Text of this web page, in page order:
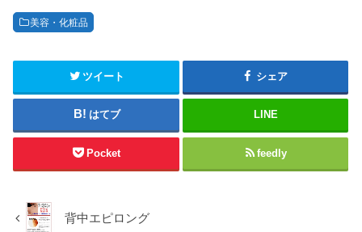
美容・化粧品
ツイート シェア
はてブ LINE
Pocket feedly
背中エピロング